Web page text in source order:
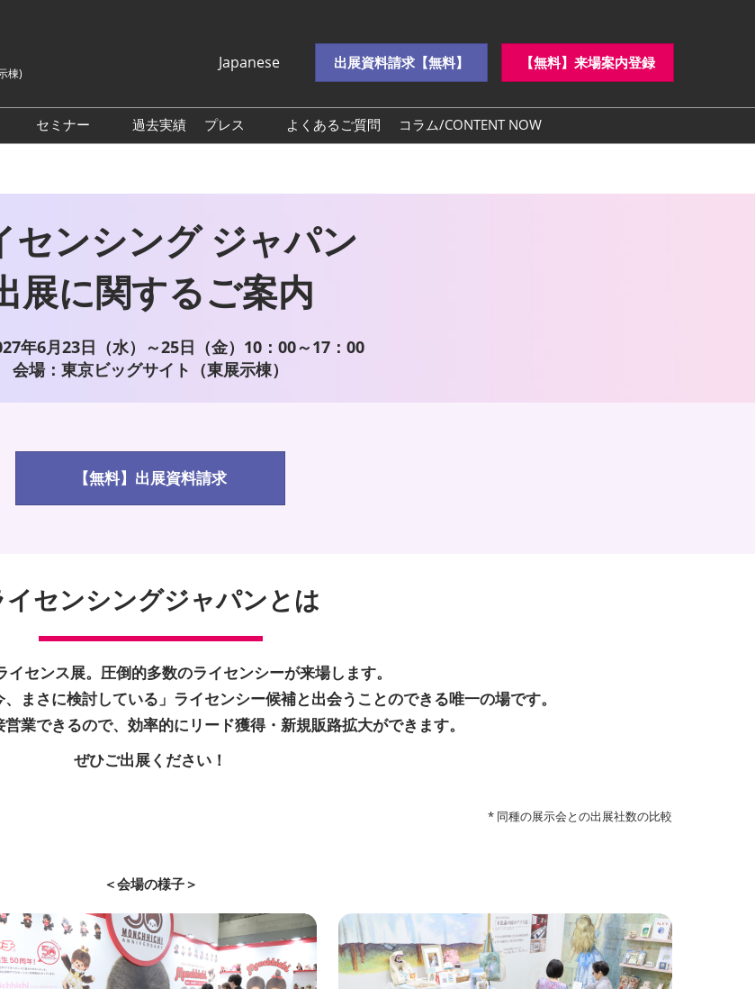
棟)
Japanese
English
出展資料請求【無料】 【無料】来場案内登録
ン
ート
ンシング ジャパン
イターEXPO
ンド共創 EXPO
Hub
ート動画・ショート
ARENA
セス
・セミナー参加ポリ
セミナー
オープンセミナー （無料/事
過去実績
プレス
よくあるご質問 コラム/CONTENT NOW
センシング ジャパン
展に関するご案内
年6月23日（水）～25日（金）10：00～17：00
会場：東京ビッグサイト（東展示棟）
【無料】出展資料請求
イセンシングジャパンとは
イセンス展。圧倒的多数のライセンシーが来場します。
まさに検討している」ライセンシー候補と出会うことのできる唯一の場です。
業できるので、効率的にリード獲得・新規販路拡大ができます。
ぜひご出展ください！
* 同種の展示会との出展社数の比較
＜会場の様子＞